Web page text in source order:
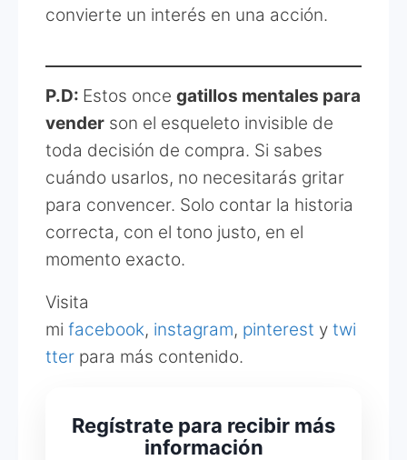
convierte un interés en una acción.
P.D: Estos once gatillos mentales para
vender son el esqueleto invisible de
toda decisión de compra. Si sabes
cuándo usarlos, no necesitarás gritar
para convencer. Solo contar la historia
correcta, con el tono justo, en el
momento exacto.
Visita
mi facebook, instagram, pinterest y twi
tter para más contenido.
Regístrate para recibir más
información